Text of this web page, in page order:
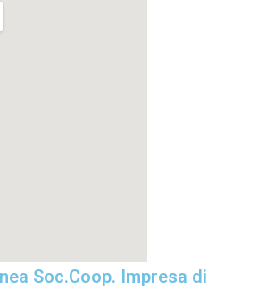
Soc.Coop. Impresa di